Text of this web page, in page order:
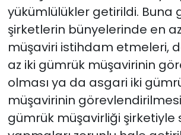
yükümlülükler getirildi. Buna
şirketlerin bünyelerinde en
müşaviri istihdam etmeleri,
az iki gümrük müşavirinin
olması ya da asgari iki
müşavirinin
gümrük müşavirliği şirketiyle